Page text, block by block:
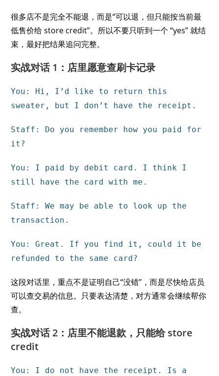
很多店不是完全不能退，而是“可以退，但只能按当前最
低售价给 store credit”。所以不要只听到一个 “yes” 就结
束，最好把结果追问完整。
实战对话 1：店里愿意查刷卡记录
You: Hi, I’d like to return this
sweater, but I don’t have the receipt.
Staff: Do you remember how you paid for
it?
You: I paid by debit card. I think I
still have the card with me.
Staff: We may be able to look up the
transaction.
You: Great. If you find it, could it be
refunded to the same card?
这段对话里，重点不是证明自己“没错”，而是尽快给店员
可以查交易的信息。只要表达清楚，对方通常会继续帮你
查。
实战对话 2：店里不能退款，只能给 store
credit
You: I do not have the receipt. Is a